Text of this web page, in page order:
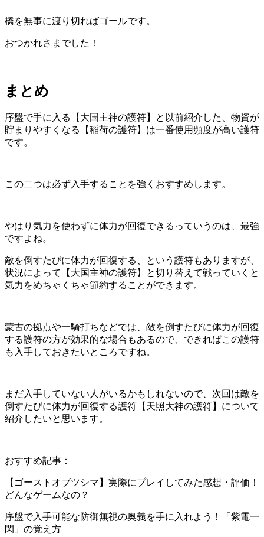
橋を無事に渡り切ればゴールです。
おつかれさまでした！
まとめ
序盤で手に入る【大国主神の護符】と以前紹介した、物資が
貯まりやすくなる【稲荷の護符】は一番使用頻度が高い護符
です。
この二つは必ず入手することを強くおすすめします。
やはり気力を使わずに体力が回復できるっていうのは、最強
ですよね。
敵を倒すたびに体力が回復する、という護符もありますが、
状況によって【大国主神の護符】と切り替えて戦っていくと
気力をめちゃくちゃ節約することができます。
蒙古の拠点や一騎打ちなどでは、敵を倒すたびに体力が回復
する護符の方が効果的な場合もあるので、できればこの護符
も入手しておきたいところですね。
まだ入手していない人がいるかもしれないので、次回は敵を
倒すたびに体力が回復する護符【天照大神の護符】について
紹介したいと思います。
おすすめ記事：
【ゴーストオブツシマ】実際にプレイしてみた感想・評価！
どんなゲームなの？
序盤で入手可能な防御無視の奥義を手に入れよう！「紫電一
閃」の覚え方